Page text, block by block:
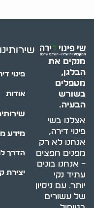
מנקים את
הבלגן,
מטפלים
בשורש
הבעיה.
אצלנו בשי
פינוי דירה,
אנחנו לא רק
מפנים חפצים
– אנחנו בונים
עתיד נקי
יותר. עם ניסיון
של עשורים
שירותינו
פינוי
אודות
מידע
הדרך
יצירת